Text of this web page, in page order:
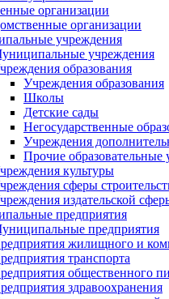
организации
организации
учреждения
учреждения
образования
Учреждения образования
Школы
Детские сады
Негосударственные
Учреждения
Прочие образовательные
культуры
сферы
издательской
предприятия
предприятия
жилищного и
транспорта
общественного
здравоохранения